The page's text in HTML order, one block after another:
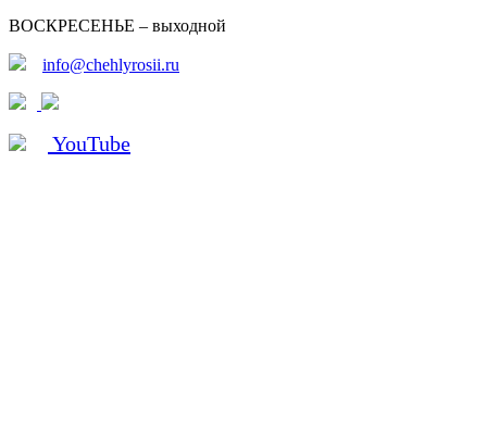
ВОСКРЕСЕНЬЕ – выходной
info@chehlyrosii.ru
YouTube